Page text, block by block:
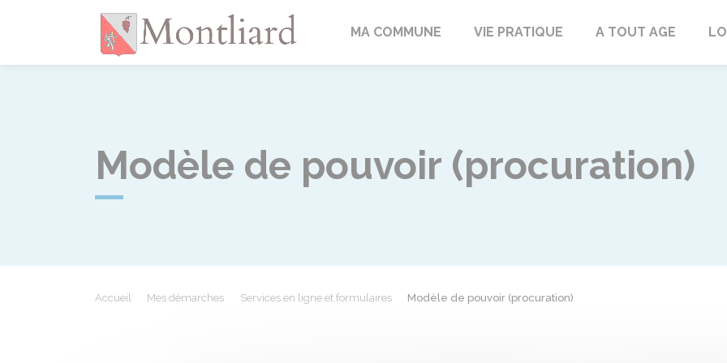
MontliardMA COMMUNE VIE PRATIQUE A TOUT AGE
Modèle de pouvoir (procuration)
Accueil Mes démarches Services en ligne et formulaires Modèle de pouvoir (procuration)